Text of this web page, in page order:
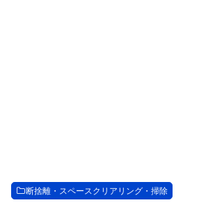
断捨離・スペースクリアリング・掃除